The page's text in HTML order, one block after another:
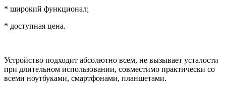
* широкий функционал;
* доступная цена.
Устройство подходит абсолютно всем, не вызывает усталости
при длительном использовании, совместимо практически со
всеми ноутбуками, смартфонами, планшетами.